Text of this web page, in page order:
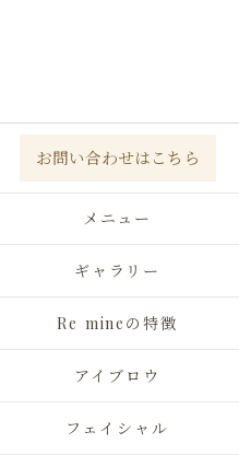
お問い合わせはこちら
メニュー
ギャラリー
Re mineの特徴
アイブロウ
フェイシャル